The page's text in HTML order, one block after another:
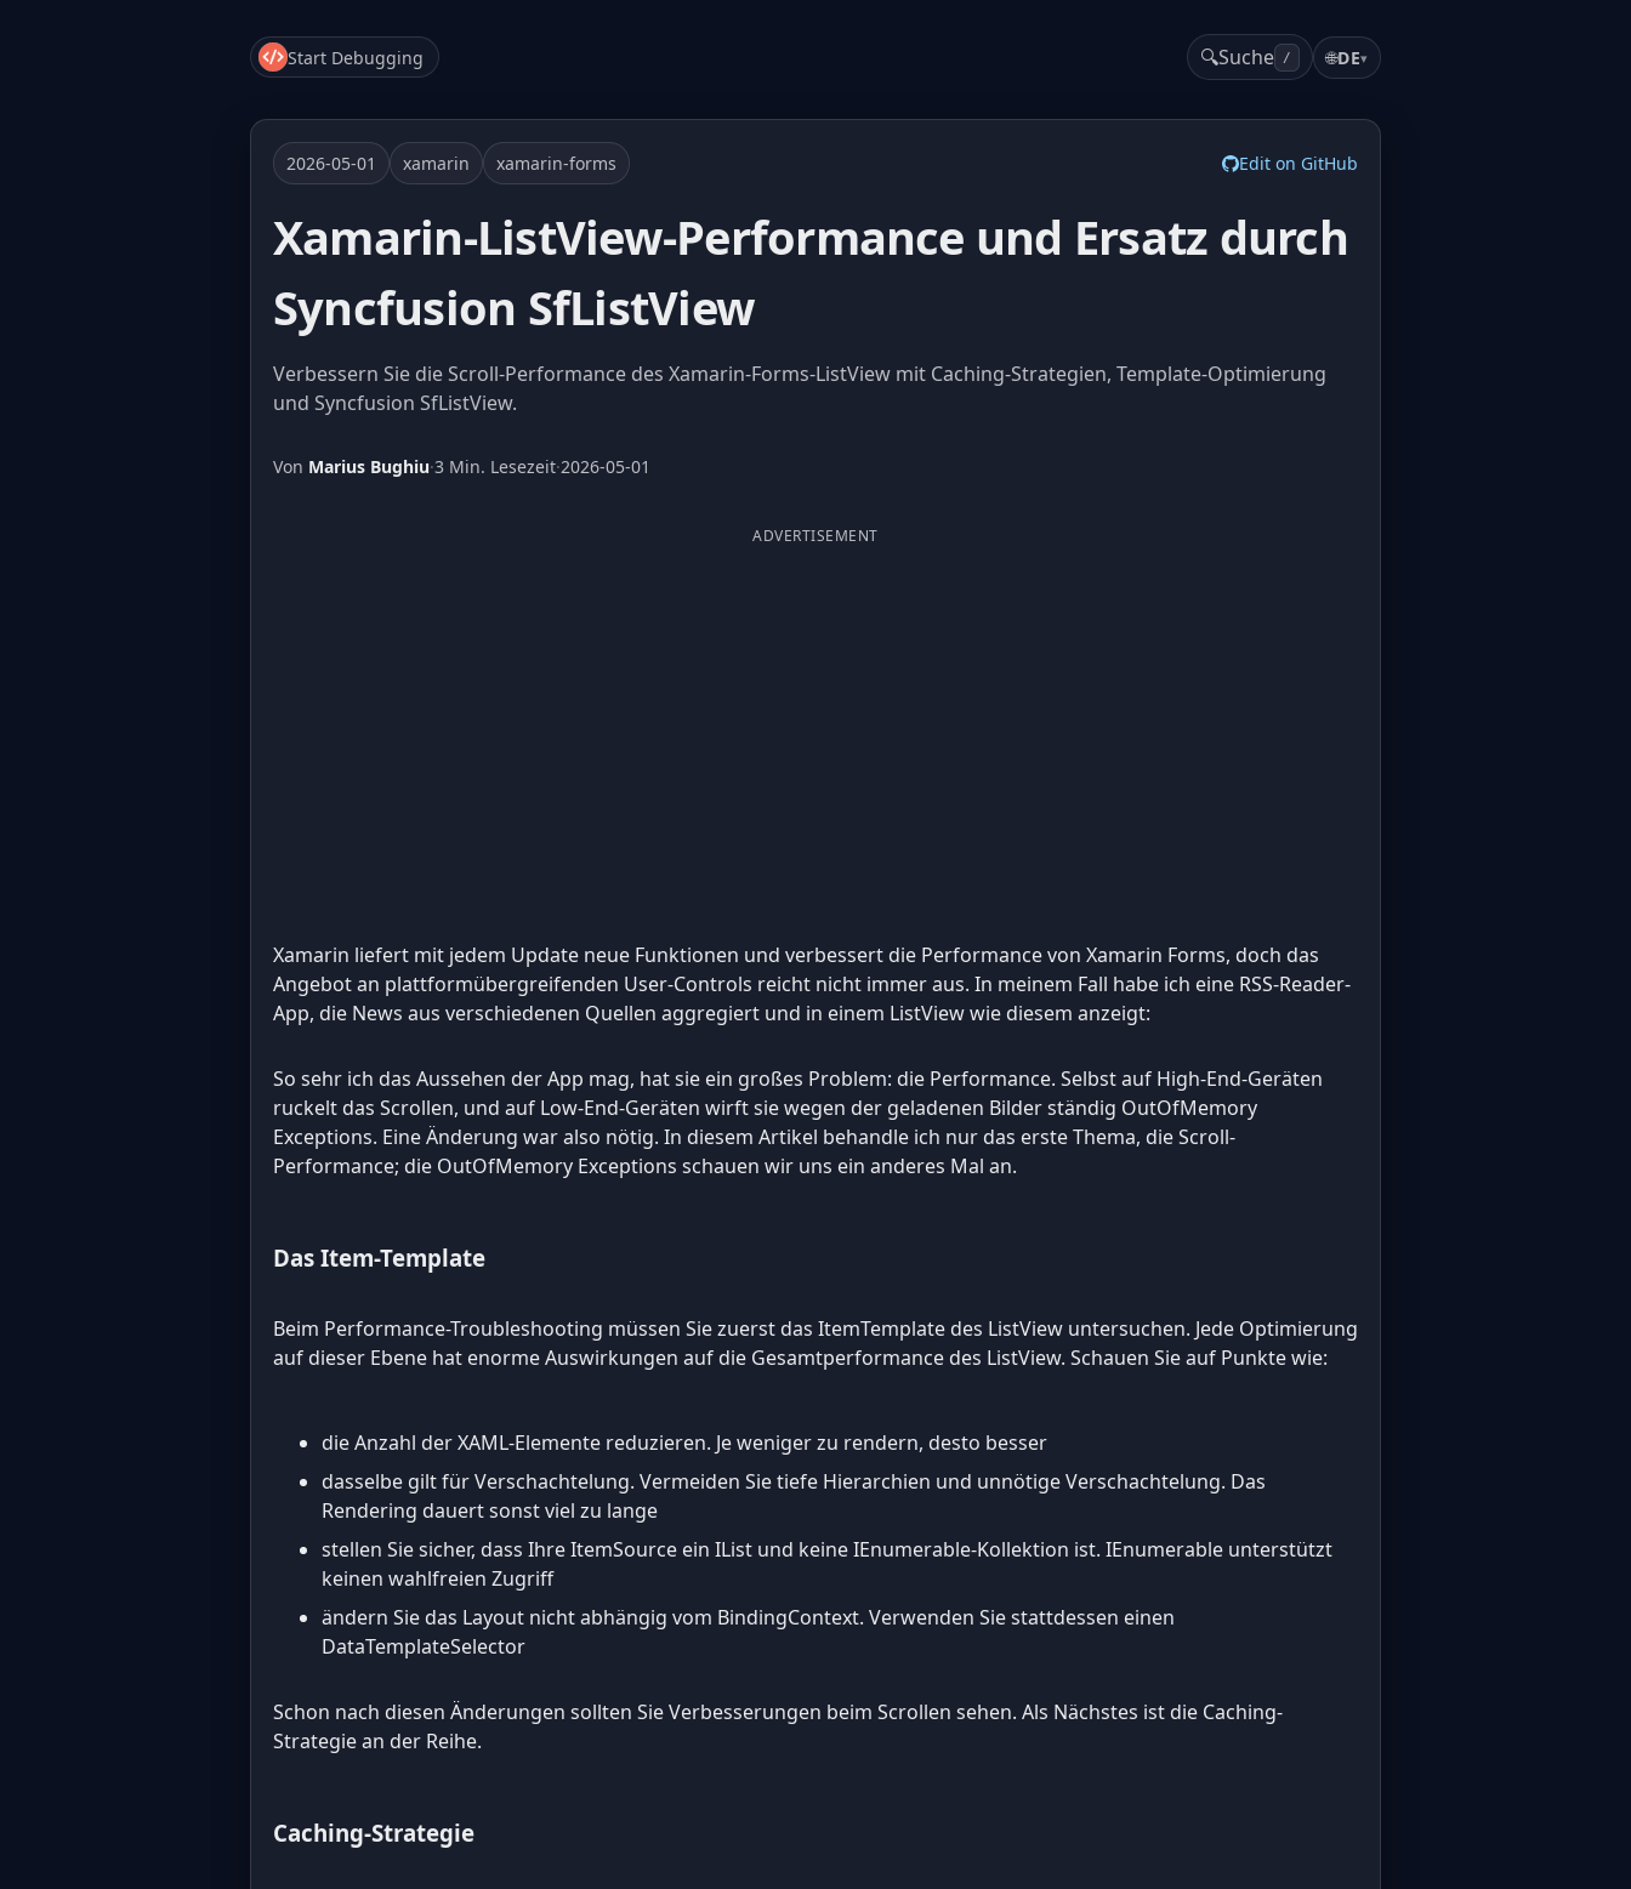
Start Debugging 🔍Suche / 🌐DE▾
2026-05-01 xamarin xamarin-forms Edit on GitHub
Xamarin-ListView-Performance und Ersatz durch
Syncfusion SfListView
Verbessern Sie die Scroll-Performance des Xamarin-Forms-ListView mit Caching-Strategien, Template-Optimierung
und Syncfusion SfListView.
Von Marius Bughiu·3 Min. Lesezeit·2026-05-01
ADVERTISEMENT
Xamarin liefert mit jedem Update neue Funktionen und verbessert die Performance von Xamarin Forms, doch das
Angebot an plattformübergreifenden User-Controls reicht nicht immer aus. In meinem Fall habe ich eine RSS-Reader-
App, die News aus verschiedenen Quellen aggregiert und in einem ListView wie diesem anzeigt:
So sehr ich das Aussehen der App mag, hat sie ein großes Problem: die Performance. Selbst auf High-End-Geräten
ruckelt das Scrollen, und auf Low-End-Geräten wirft sie wegen der geladenen Bilder ständig OutOfMemory
Exceptions. Eine Änderung war also nötig. In diesem Artikel behandle ich nur das erste Thema, die Scroll-
Performance; die OutOfMemory Exceptions schauen wir uns ein anderes Mal an.
Das Item-Template
Beim Performance-Troubleshooting müssen Sie zuerst das ItemTemplate des ListView untersuchen. Jede Optimierung
auf dieser Ebene hat enorme Auswirkungen auf die Gesamtperformance des ListView. Schauen Sie auf Punkte wie:
die Anzahl der XAML-Elemente reduzieren. Je weniger zu rendern, desto besser
dasselbe gilt für Verschachtelung. Vermeiden Sie tiefe Hierarchien und unnötige Verschachtelung. Das
Rendering dauert sonst viel zu lange
stellen Sie sicher, dass Ihre ItemSource ein IList und keine IEnumerable-Kollektion ist. IEnumerable unterstützt
keinen wahlfreien Zugriff
ändern Sie das Layout nicht abhängig vom BindingContext. Verwenden Sie stattdessen einen
DataTemplateSelector
Schon nach diesen Änderungen sollten Sie Verbesserungen beim Scrollen sehen. Als Nächstes ist die Caching-
Strategie an der Reihe.
Caching-Strategie